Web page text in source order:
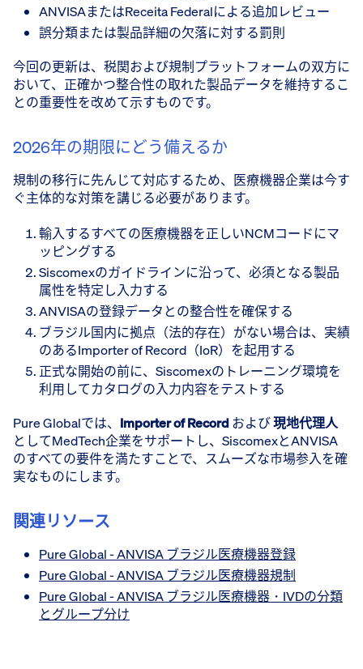
ANVISAまたはReceita Federalによる追加レビュー
誤分類または製品詳細の欠落に対する罰則
今回の更新は、税関および規制プラットフォームの双方に
おいて、正確かつ整合性の取れた製品データを維持するこ
との重要性を改めて示すものです。
2026年の期限にどう備えるか
規制の移行に先んじて対応するため、医療機器企業は今す
ぐ主体的な対策を講じる必要があります。
輸入するすべての医療機器を正しいNCMコードにマ
ッピングする
Siscomexのガイドラインに沿って、必須となる製品
属性を特定し入力する
ANVISAの登録データとの整合性を確保する
ブラジル国内に拠点（法的存在）がない場合は、実績
のあるImporter of Record（IoR）を起用する
正式な開始の前に、Siscomexのトレーニング環境を
利用してカタログの入力内容をテストする
Pure Globalでは、 Importer of Recordおよび現地代理人
としてMedTech企業をサポートし、SiscomexとANVISA
のすべての要件を満たすことで、スムーズな市場参入を確
実なものにします。
関連リソース
Pure Global - ANVISA ブラジル医療機器登録
Pure Global - ANVISA ブラジル医療機器規制
Pure Global - ANVISA ブラジル医療機器・IVDの分類
とグループ分け